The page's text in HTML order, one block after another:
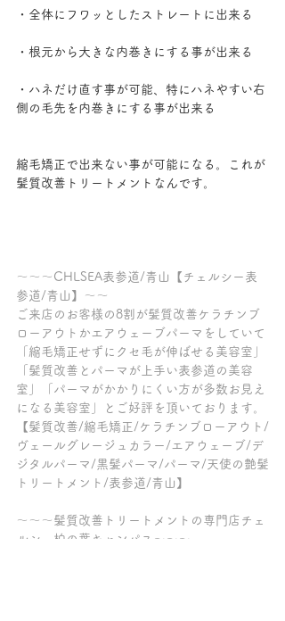
・全体にフワッとしたストレートに出来る
・根元から大きな内巻きにする事が出来る
・ハネだけ直す事が可能、特にハネやすい右
側の毛先を内巻きにする事が出来る
縮毛矯正で出来ない事が可能になる。これが
髪質改善トリートメントなんです。
～～～CHLSEA表参道/青山【チェルシー表
参道/青山】～～
ご来店のお客様の8割が髪質改善ケラチンブ
ローアウトかエアウェーブパーマをしていて
「縮毛矯正せずにクセ毛が伸ばせる美容室」
「髪質改善とパーマが上手い表参道の美容
室」「パーマがかかりにくい方が多数お見え
になる美容室」とご好評を頂いております。
【髪質改善/縮毛矯正/ケラチンブローアウト/
ヴェールグレージュカラー/エアウェーブ/デ
ジタルパーマ/黒髪パーマ/パーマ/天使の艶髪
トリートメント/表参道/青山】
～～～髪質改善トリートメントの専門店チェ
ルシー柏の葉キャンパス～～～